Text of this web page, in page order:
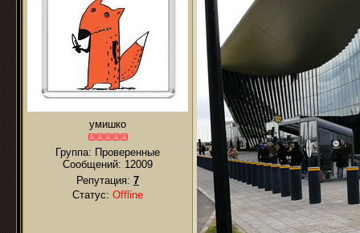
умишко
Группа: Проверенные
Сообщений: 12009
Репутация: 7
Статус: Offline